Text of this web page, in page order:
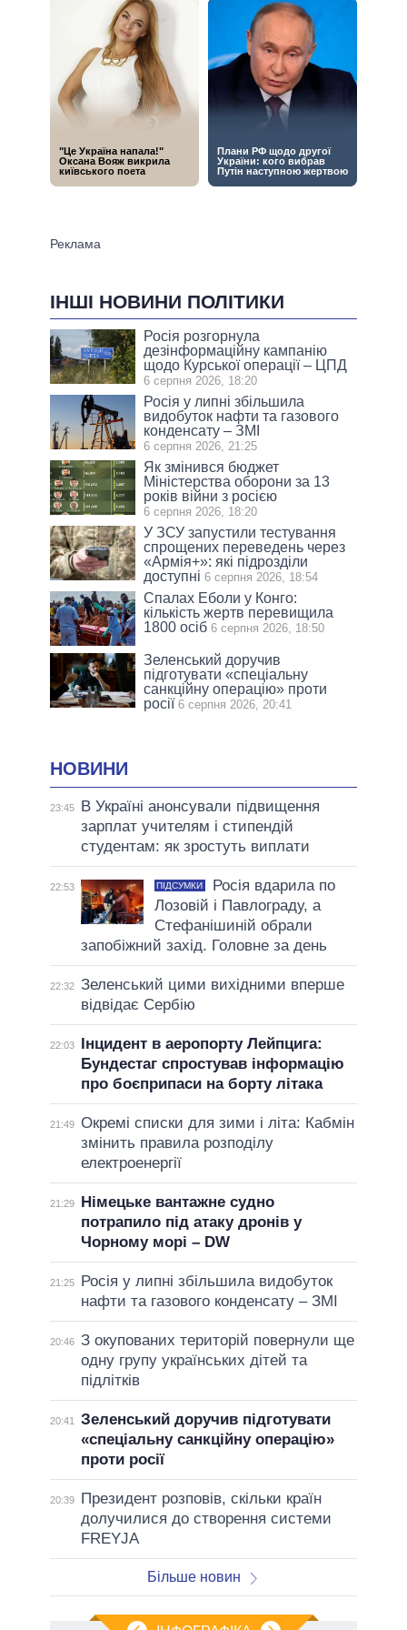
ІНШІ НОВИНИ ПОЛІТИКИ
Росія розгорнула
дезінформаційну кампанію
щодо Курської операції – ЦПД
6 серпня 2026, 18:20
Росія у липні збільшила
видобуток нафти та газового
конденсату – ЗМІ
6 серпня 2026, 21:25
Як змінився бюджет
Міністерства оборони за 13
років війни з росією
6 серпня 2026, 18:20
У ЗСУ запустили тестування
спрощених переведень через
«Армія+»: які підрозділи
доступні 6 серпня 2026, 18:54
Спалах Еболи у Конго:
кількість жертв перевищила
1800 осіб 6 серпня 2026, 18:50
Зеленський доручив
підготувати «спеціальну
санкційну операцію» проти
росії 6 серпня 2026, 20:41
НОВИНИ
23:45
В Україні анонсували підвищення
зарплат учителям і стипендій
студентам: як зростуть виплати
22:53 ПІДСУМКИ
Росія вдарила по
Лозовій і Павлограду, а
Стефанішиній обрали
запобіжний захід. Головне за день
22:32 Зеленський цими вихідними вперше
відвідає Сербію
22:03
Інцидент в аеропорту Лейпцига:
Бундестаг спростував інформацію
про боєприпаси на борту літака
21:49 Окремі списки для зими і літа: Кабмін
змінить правила розподілу
електроенергії
21:29
Німецьке вантажне судно
потрапило під атаку дронів у
Чорному морі – DW
21:25
Росія у липні збільшила видобуток
нафти та газового конденсату – ЗМІ
20:46 З окупованих територій повернули ще
одну групу українських дітей та
підлітків
20:41
Зеленський доручив підготувати
«спеціальну санкційну операцію»
проти росії
20:39
Президент розповів, скільки країн
долучилися до створення системи
FREYJA
Більше новин